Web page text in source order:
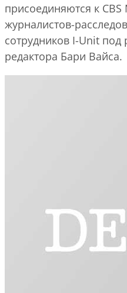
присоединяются к
журналистов-
сотрудников I-Unit под
редактора Бари Вайса.